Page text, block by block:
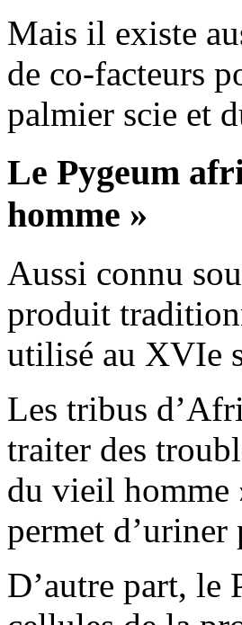
Mais il existe
de co-facteurs
palmier scie et
Le Pygeum
homme »
Aussi connu
produit
utilisé au XVIe
Les tribus
traiter des
du vieil homme
permet
D’autre part, le